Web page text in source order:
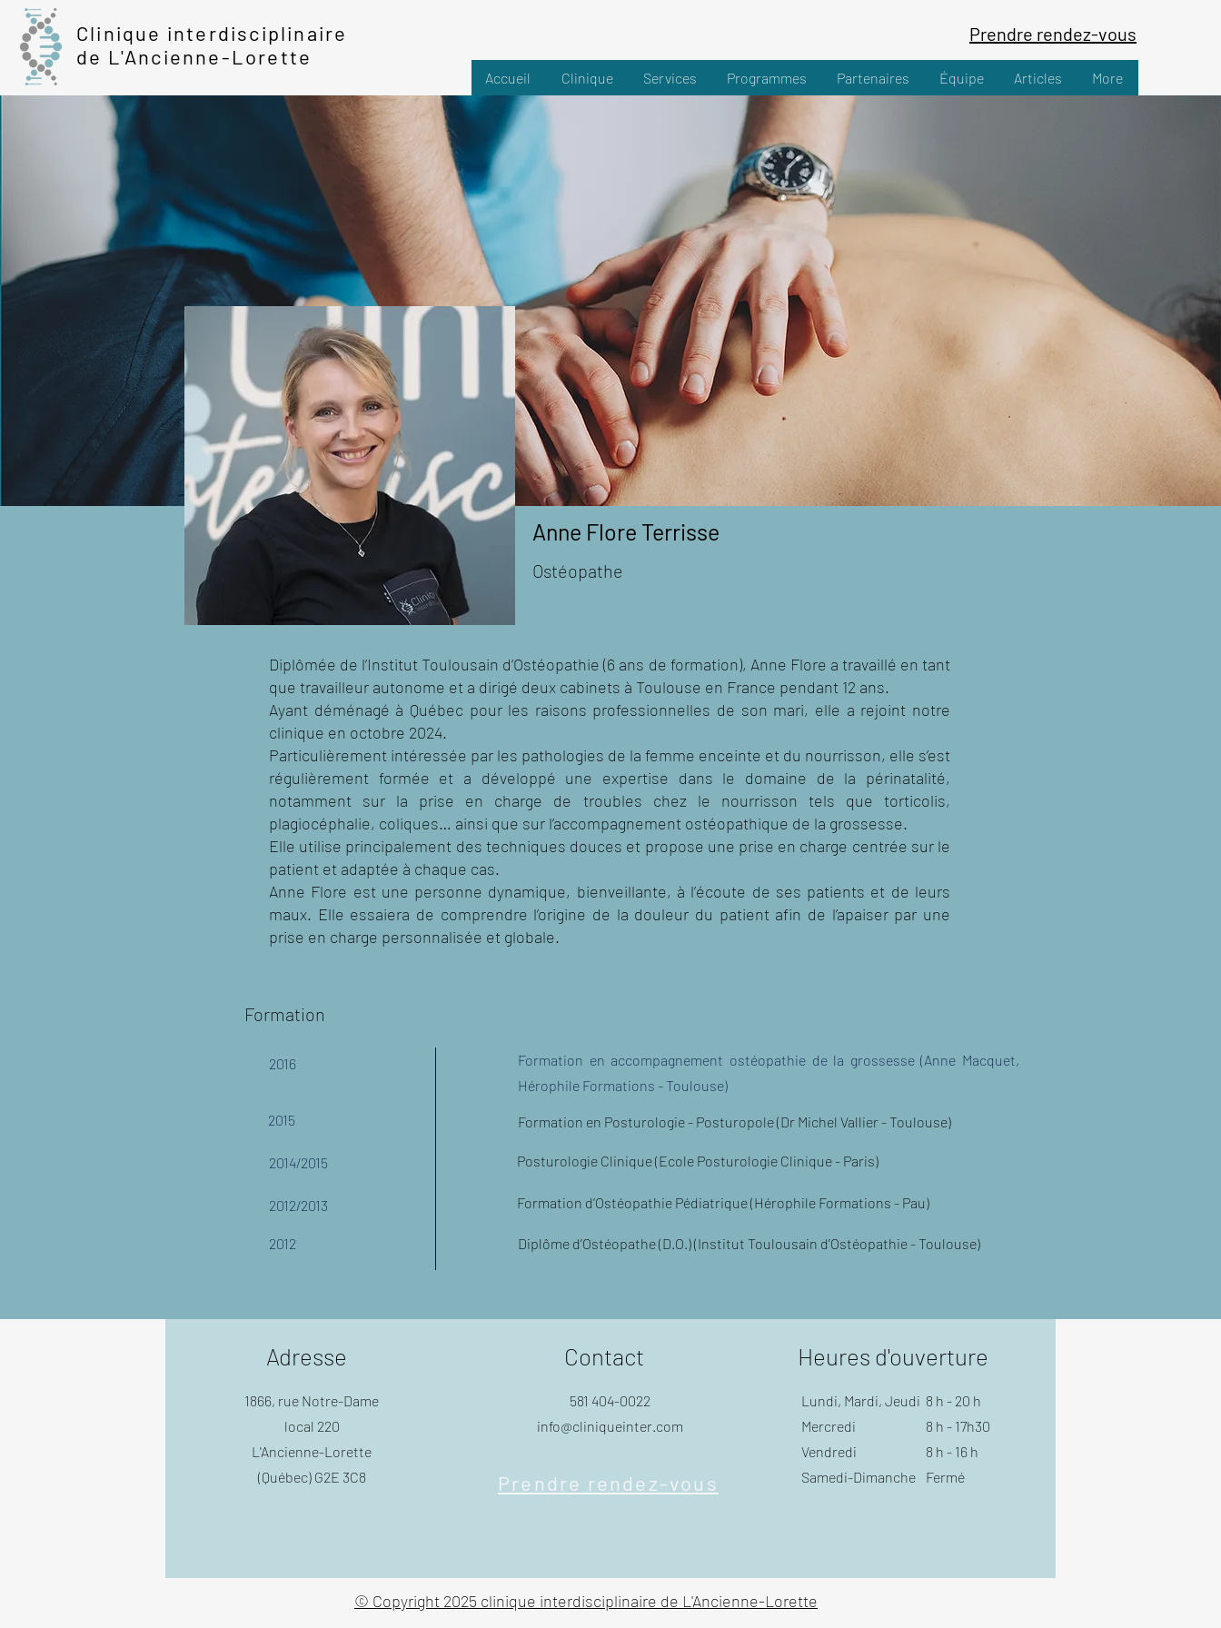
Clinique interdisciplinaire
de L'Ancienne-Lorette
Prendre rendez-vous
Accueil Clinique Services Programmes Partenaires Équipe Articles More
Anne Flore Terrisse
Ostéopathe
Diplômée de l’Institut Toulousain d’Ostéopathie (6 ans de formation), Anne Flore a travaillé en tant
que travailleur autonome et a dirigé deux cabinets à Toulouse en France pendant 12 ans.
Ayant déménagé à Québec pour les raisons professionnelles de son mari, elle a rejoint notre
clinique en octobre 2024.
Particulièrement intéressée par les pathologies de la femme enceinte et du nourrisson, elle s’est
régulièrement formée et a développé une expertise dans le domaine de la périnatalité,
notamment sur la prise en charge de troubles chez le nourrisson tels que torticolis,
plagiocéphalie, coliques… ainsi que sur l’accompagnement ostéopathique de la grossesse.
Elle utilise principalement des techniques douces et propose une prise en charge centrée sur le
patient et adaptée à chaque cas.
Anne Flore est une personne dynamique, bienveillante, à l’écoute de ses patients et de leurs
maux. Elle essaiera de comprendre l’origine de la douleur du patient afin de l’apaiser par une
prise en charge personnalisée et globale.
Formation
2016
2015
2014/2015
2012/2013
2012
Formation en accompagnement ostéopathie de la grossesse (Anne Macquet,
Hérophile Formations - Toulouse)
Formation en Posturologie - Posturopole (Dr Michel Vallier - Toulouse)
Posturologie Clinique (Ecole Posturologie Clinique - Paris)
Formation d’Ostéopathie Pédiatrique (Hérophile Formations - Pau)
Diplôme d’Ostéopathe (D.O.) (Institut Toulousain d’Ostéopathie - Toulouse)
Adresse
1866, rue Notre-Dame
local 220
L'Ancienne-Lorette
(Québec) G2E 3C8
Contact
581 404-0022
info@cliniqueinter.com
Prendre rendez-vous
Heures d'ouverture
Lundi, Mardi, Jeudi
Mercredi
Vendredi
Samedi-Dimanche
8 h - 20 h
8 h - 17h30
8 h - 16 h
Fermé
© Copyright 2025 clinique interdisciplinaire de L'Ancienne-Lorette